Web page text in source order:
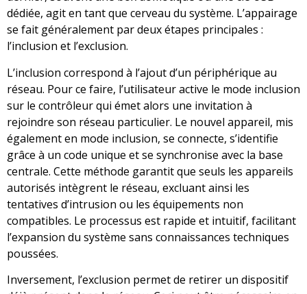
dédiée, agit en tant que cerveau du système. L’appairage
se fait généralement par deux étapes principales :
l’inclusion et l’exclusion.
L’inclusion correspond à l’ajout d’un périphérique au
réseau. Pour ce faire, l’utilisateur active le mode inclusion
sur le contrôleur qui émet alors une invitation à
rejoindre son réseau particulier. Le nouvel appareil, mis
également en mode inclusion, se connecte, s’identifie
grâce à un code unique et se synchronise avec la base
centrale. Cette méthode garantit que seuls les appareils
autorisés intègrent le réseau, excluant ainsi les
tentatives d’intrusion ou les équipements non
compatibles. Le processus est rapide et intuitif, facilitant
l’expansion du système sans connaissances techniques
poussées.
Inversement, l’exclusion permet de retirer un dispositif